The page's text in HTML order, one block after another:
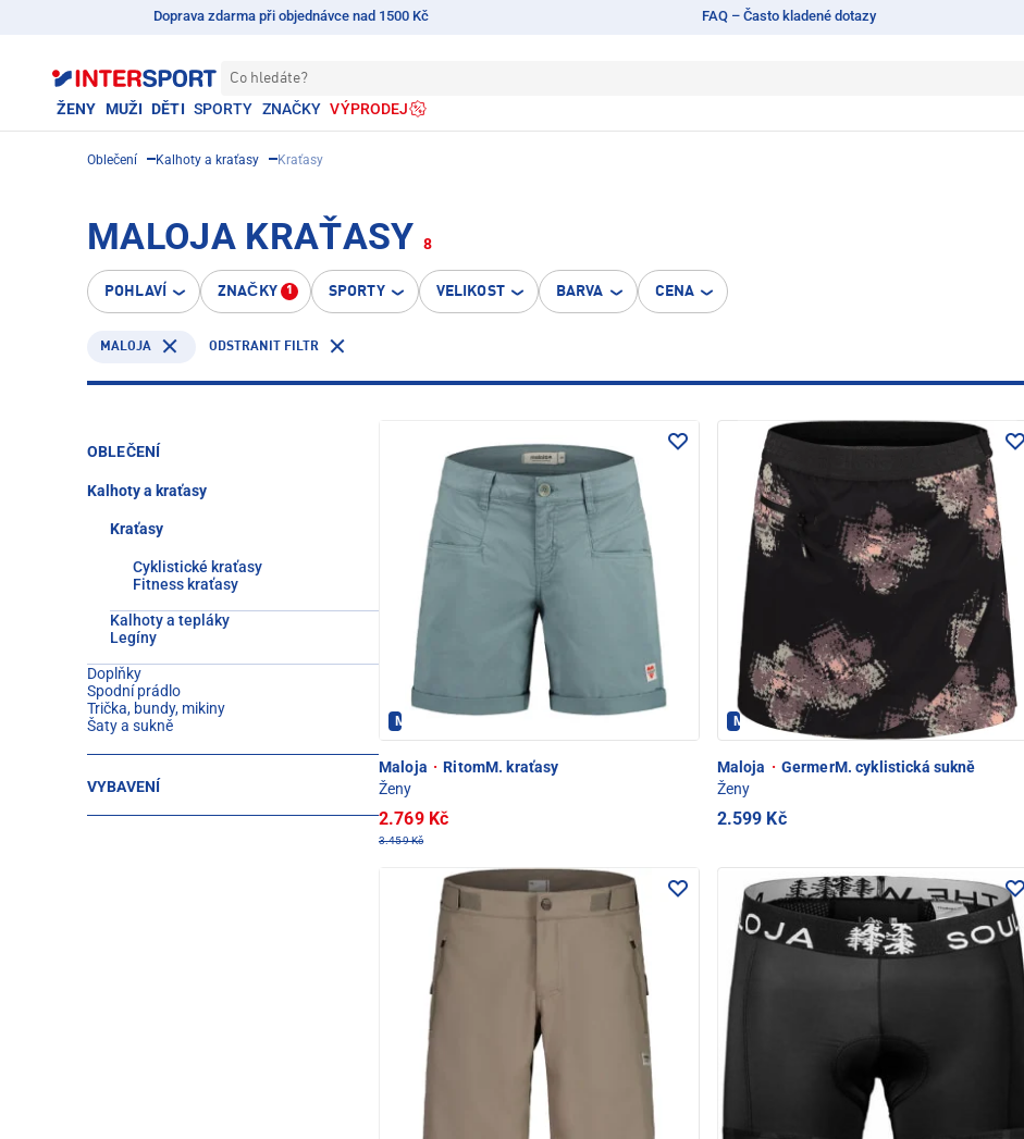
Doprava zdarma při objednávce nad 1500 Kč FAQ – Často kladené dotazy
Co hledáte?
ŽENY MUŽI DĚTI SPORTY ZNAČKY VÝPRODEJ
Oblečení Kalhoty a kraťasy Kraťasy
MALOJA KRAŤASY 8
POHLAVÍ ZNAČKY 1 SPORTY VELIKOST BARVA CENA
MALOJA ODSTRANIT FILTR
OBLEČENÍ
Kalhoty a kraťasy
Kraťasy
Cyklistické kraťasy
Fitness kraťasy
Kalhoty a tepláky
Legíny
Doplňky
Spodní prádlo
Trička, bundy, mikiny
Šaty a sukně
VYBAVENÍ
Maloja - PEC POD SNĚŽKOU
Maloja · RitomM. kraťasy
Ženy
2.769 Kč
3.459 Kč
Maloja - PEC POD SNĚŽKOU
Maloja · GermerM. cyklistická sukně
Ženy
2.599 Kč